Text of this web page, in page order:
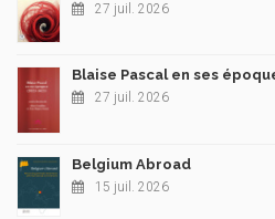
27 juil. 2026
Blaise Pascal en ses
27 juil. 2026
Belgium Abroad
15 juil. 2026